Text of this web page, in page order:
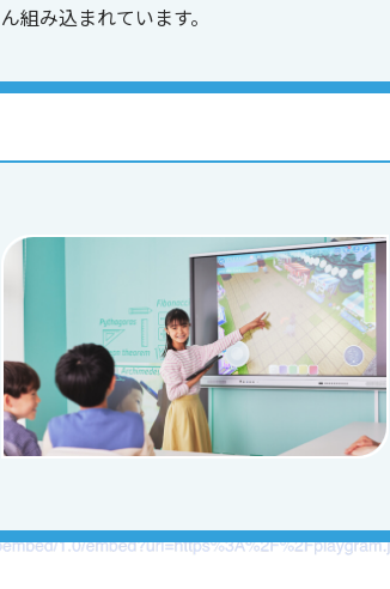
ん組み込まれています。